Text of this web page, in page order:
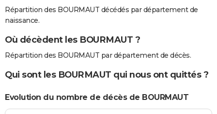
Répartition des BOURMAUT décédés par département de
naissance.
Où décèdent les BOURMAUT ?
Répartition des BOURMAUT par département de décès.
Qui sont les BOURMAUT qui nous ont quittés ?
Evolution du nombre de décès de BOURMAUT